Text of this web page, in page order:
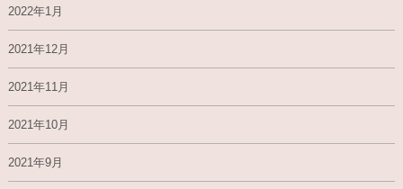
2022年1月
2021年12月
2021年11月
2021年10月
2021年9月